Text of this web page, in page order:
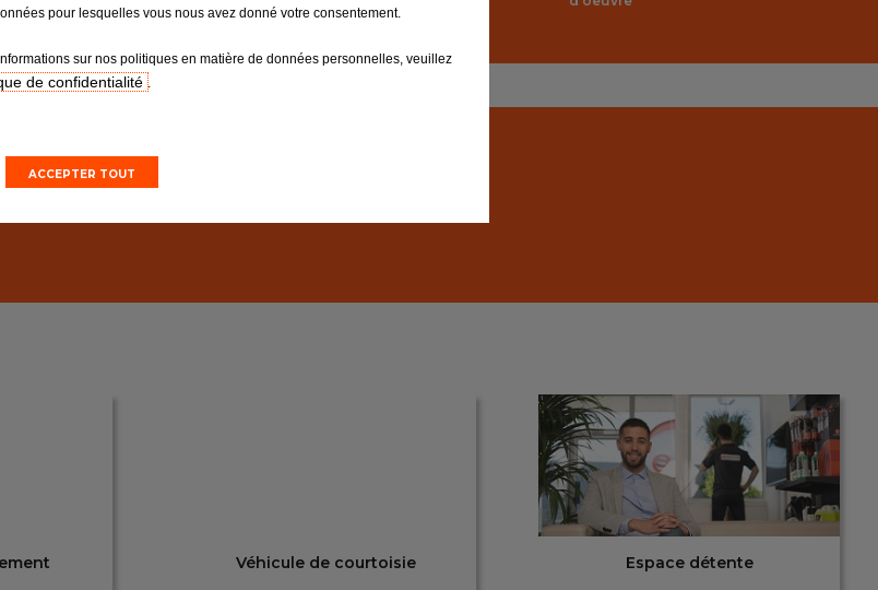
Véhicule de courtoisie Espace détente
pour lesquelles vous nous avez donné votre consentement.
sur nos politiques en matière de données personnelles, veuillez
de confidentialité .
ACCEPTER TOUT